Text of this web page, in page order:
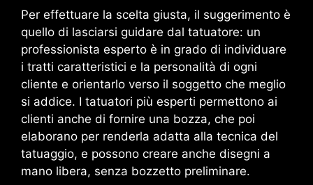
Per effettuare la scelta giusta, il suggerimento è
quello di lasciarsi guidare dal tatuatore: un
professionista esperto è in grado di individuare
i tratti caratteristici e la personalità di ogni
cliente e orientarlo verso il soggetto che meglio
si addice. I tatuatori più esperti permettono ai
clienti anche di fornire una bozza, che poi
elaborano per renderla adatta alla tecnica del
tatuaggio, e possono creare anche disegni a
mano libera, senza bozzetto preliminare.